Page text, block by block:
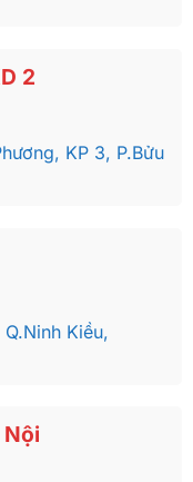
2
KP 3, P.Bửu
Kiều,